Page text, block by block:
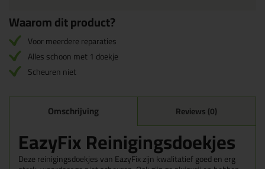
Waarom dit product?
Voor meerdere reparaties
Alles schoon met 1 doekje
Scheuren niet
Omschrijving Reviews (0)
EazyFix Reinigingsdoekjes
Deze reinigingsdoekjes van EazyFix zijn kwalitatief goed en erg